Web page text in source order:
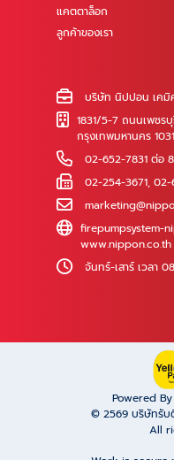
แคตตาล็อก
ลูกค้าของเรา
บริษัท นิปปอน เคมิ
1831/5-7 ถนนเพชร
กรุงเทพมหานคร
02-652-7831 ต่อ 8
02-254-3671,
firepumpsystem-
www.nippon.co.th
จันทร์-เสาร์ เวลา
Powered
© 2569 บริษัทรับ
All